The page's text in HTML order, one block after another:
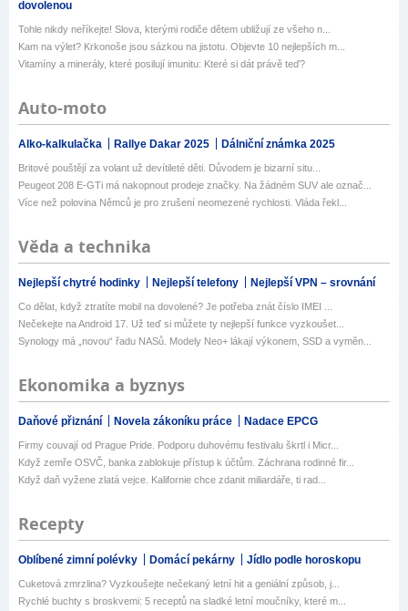
dovolenou
Tohle nikdy neříkejte! Slova, kterými rodiče dětem ubližují ze všeho n...
Kam na výlet? Krkonoše jsou sázkou na jistotu. Objevte 10 nejlepších m...
Vitamíny a minerály, které posilují imunitu: Které si dát právě teď?
Auto-moto
Alko-kalkulačka Rallye Dakar 2025 Dálniční známka 2025
Britové pouštějí za volant už devítileté děti. Důvodem je bizarní situ...
Peugeot 208 E-GTi má nakopnout prodeje značky. Na žádném SUV ale označ...
Více než polovina Němců je pro zrušení neomezené rychlosti. Vláda řekl...
Věda a technika
Nejlepší chytré hodinky Nejlepší telefony Nejlepší VPN – srovnání
Co dělat, když ztratíte mobil na dovolené? Je potřeba znát číslo IMEI ...
Nečekejte na Android 17. Už teď si můžete ty nejlepší funkce vyzkoušet...
Synology má „novou“ řadu NASů. Modely Neo+ lákají výkonem, SSD a vyměn...
Ekonomika a byznys
Daňové přiznání Novela zákoníku práce Nadace EPCG
Firmy couvají od Prague Pride. Podporu duhovému festivalu škrtl i Micr...
Když zemře OSVČ, banka zablokuje přístup k účtům. Záchrana rodinné fir...
Když daň vyžene zlatá vejce. Kalifornie chce zdanit miliardáře, ti rad...
Recepty
Oblíbené zimní polévky Domácí pekárny Jídlo podle horoskopu
Cuketová zmrzlina? Vyzkoušejte nečekaný letní hit a geniální způsob, j...
Rychlé buchty s broskvemi: 5 receptů na sladké letní moučníky, které m...